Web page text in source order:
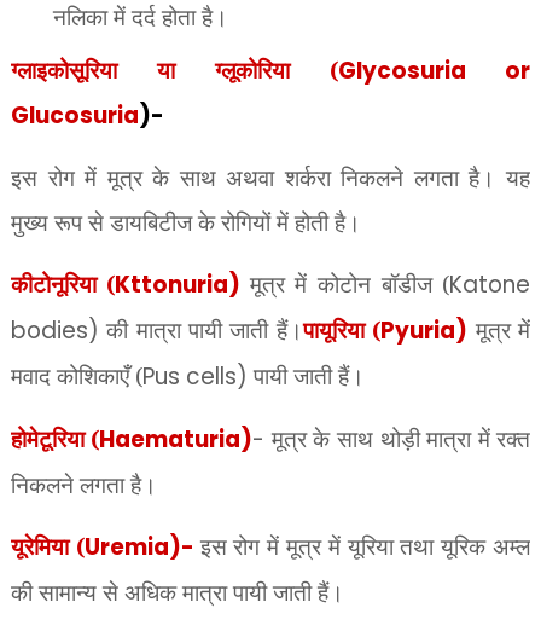
नलिका में दर्द होता है।
ग्लाइकोसूरिया या ग्लूकोरिया (Glycosuria or
Glucosuria)-
इस रोग में मूत्र के साथ अथवा शर्करा निकलने लगता है। यह
मुख्य रूप से डायबिटीज के रोगियों में होती है।
कीटोनूरिया (Kttonuria) मूत्र में कोटोन बॉडीज (Katone
bodies)की मात्रा पायी जाती हैं।पायूरिया (Pyuria) मूत्र में
मवाद कोशिकाएँ (Pus cells) पायी जाती हैं।
होमेटूरिया (Haematuria)- मूत्र के साथ थोड़ी मात्रा में रक्त
निकलने लगता है।
यूरेमिया (Uremia)- इस रोग में मूत्र में यूरिया तथा यूरिक अम्ल
की सामान्य से अधिक मात्रा पायी जाती हैं।